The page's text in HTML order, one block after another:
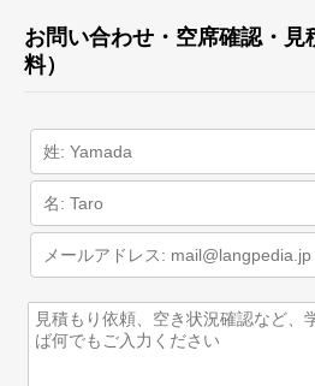
お問い合わせ・空席確認・見
料）